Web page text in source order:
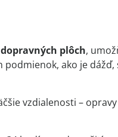
plôch,
ako je dážď,
vzdialenosti –